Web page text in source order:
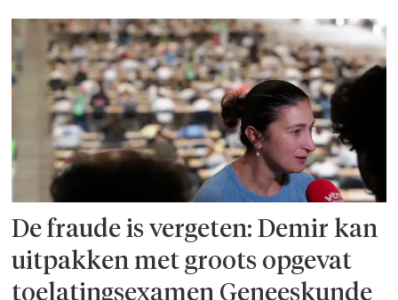
De fraude is vergeten: Demir kan
uitpakken met groots opgevat
toelatingsexamen Geneeskunde